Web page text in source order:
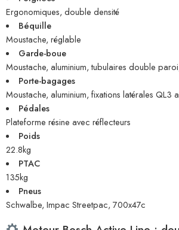
Ergonomiques, double densité
Béquille
Moustache, réglable
Garde-boue
Moustache, aluminium, tubulaires double
Porte-bagages
Moustache, aluminium, fixations latérales QL3
Pédales
Plateforme résine avec réflecteurs
Poids
22.8kg
PTAC
135kg
Pneus
Schwalbe, Impac Streetpac, 700x47c